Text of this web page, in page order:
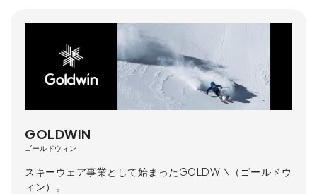
GOLDWIN
ゴールドウィン
スキーウェア事業として始まったGOLDWIN（ゴールドウ
ィン）。